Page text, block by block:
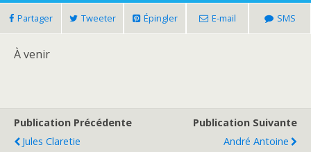
Partager Tweeter Épingler E-mail SMS
À venir
Publication Précédente
Jules Claretie
Publication Suivante
André Antoine